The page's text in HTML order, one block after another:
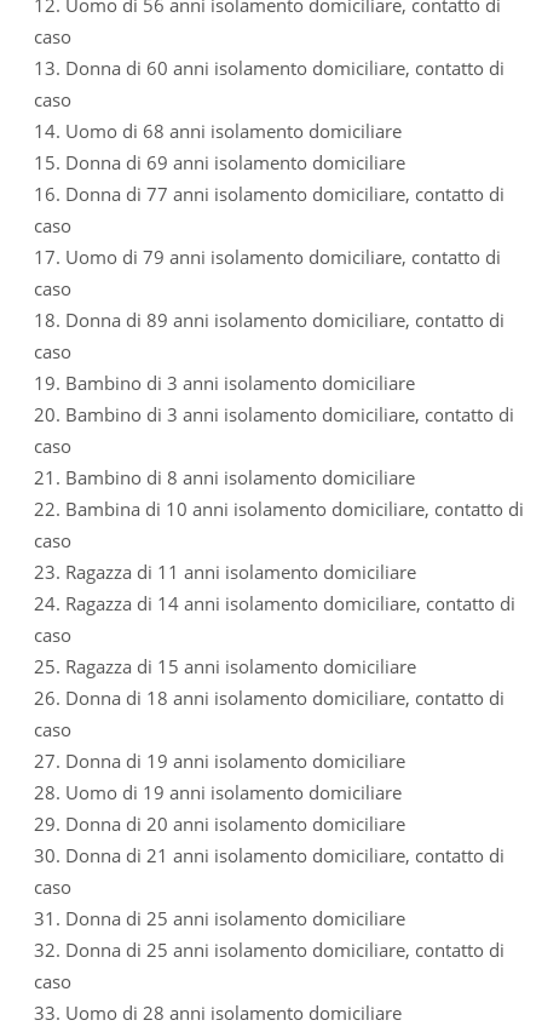
caso
13. Donna di 60 anni isolamento domiciliare, contatto di
caso
14. Uomo di 68 anni isolamento domiciliare
15. Donna di 69 anni isolamento domiciliare
16. Donna di 77 anni isolamento domiciliare, contatto di
caso
17. Uomo di 79 anni isolamento domiciliare, contatto di
caso
18. Donna di 89 anni isolamento domiciliare, contatto di
caso
19. Bambino di 3 anni isolamento domiciliare
20. Bambino di 3 anni isolamento domiciliare, contatto di
caso
21. Bambino di 8 anni isolamento domiciliare
22. Bambina di 10 anni isolamento domiciliare, contatto di
caso
23. Ragazza di 11 anni isolamento domiciliare
24. Ragazza di 14 anni isolamento domiciliare, contatto di
caso
25. Ragazza di 15 anni isolamento domiciliare
26. Donna di 18 anni isolamento domiciliare, contatto di
caso
27. Donna di 19 anni isolamento domiciliare
28. Uomo di 19 anni isolamento domiciliare
29. Donna di 20 anni isolamento domiciliare
30. Donna di 21 anni isolamento domiciliare, contatto di
caso
31. Donna di 25 anni isolamento domiciliare
32. Donna di 25 anni isolamento domiciliare, contatto di
caso
33. Uomo di 28 anni isolamento domiciliare